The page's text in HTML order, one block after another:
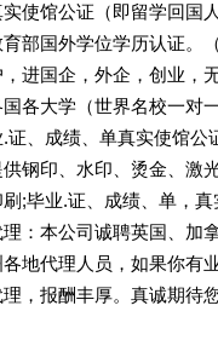
使馆公证（即留学回国
部国外学位学历认证。
，进国企，外企，创业，
各大学（世界名校一对
、成绩、单真实使馆公
钢印、水印、烫金、激
;毕业.证、成绩、单，真
：本公司诚聘英国、加
地代理人员，如果你有
，报酬丰厚。真诚期待